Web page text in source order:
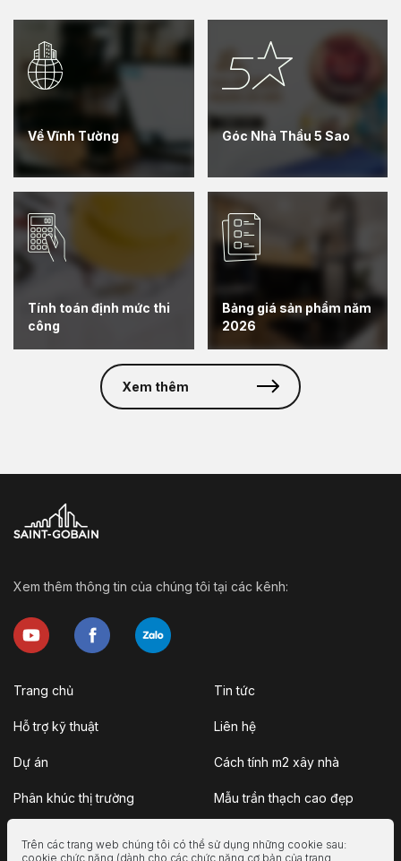
Về Vĩnh Tường Góc Nhà Thầu 5 Sao
Tính toán định mức thi
công
Bảng giá sản phẩm năm
2026
Xem thêm
Xem thêm thông tin của chúng tôi tại các kênh:
Trang chủ
Hỗ trợ kỹ thuật
Dự án
Phân khúc thị trường
Tin tức
Liên hệ
Cách tính m2 xây nhà
Mẫu trần thạch cao đẹp
Trên các trang web chúng tôi có thể sử dụng những cookie sau:
cookie chức năng (dành cho các chức năng cơ bản của trang